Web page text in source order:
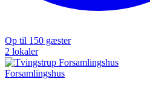
Op til 150 gæster
2 lokaler
Forsamlingshus